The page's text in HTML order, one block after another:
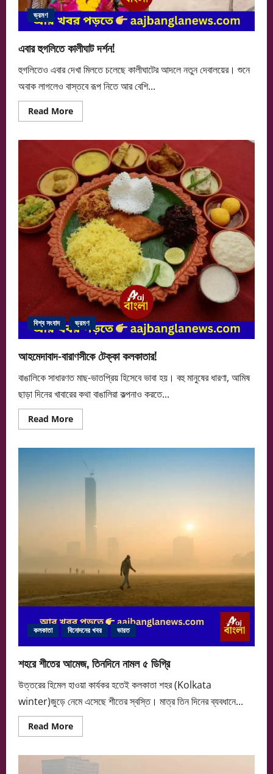
ভ্রমণ
এবার হুগলিতে কালীঘাট দর্শন!
হুগলিতেও এবার দেখা মিলতে চলেছে কালীঘাটের আদলে নতুন দেবালয়ের। শুনে
অবাক লাগলেও বাস্তবে রূপ নিতে আর বেশি...
Read MoreRead
more
কালীঘাট
দর্শন!
বিশ্ব সংবাদ ভ্রমণ
আহমেদাবাদ-বারাণসীকে টেক্কা কলকাতার!
বাঙালিকে সাধারণত মাছ-ভাতপ্রিয় হিসেবে ভাবা হয়। বহু মানুষের ধারণা, আমিষ
ছাড়া দিনের খাবারের কথা বাঙালিরা কল্পনাও করতে...
Read MoreRead
more
কলকাতার!
কলকাতা বিনোদনের খবর ভারত
শহরে শীতের আমেজ, তিনদিনে নামল ৫ ডিগ্রি
উত্তরের হিমেল হাওয়া কার্যকর হতেই কলকাতা শহর (Kolkata
winter)জুড়ে নেমে এসেছে শীতের স্বস্তি। মাত্র তিন দিনের ব্যবধানে...
Read MoreRead
more
শীতের
আমেজ,